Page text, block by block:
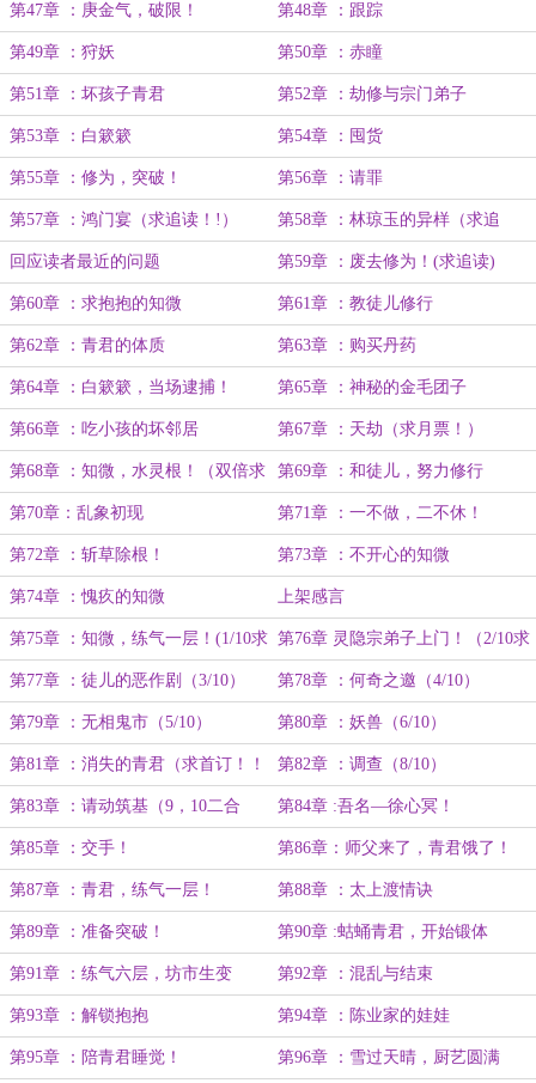
第47章 ：庚金气，破限！ 第48章 ：跟踪
第49章 ：狩妖 第50章 ：赤瞳
第51章 ：坏孩子青君 第52章 ：劫修与宗门弟子
第53章 ：白簌簌 第54章 ：囤货
第55章 ：修为，突破！ 第56章 ：请罪
第57章 ：鸿门宴（求追读！!） 第58章 ：林琼玉的异样（求追
读！！）
回应读者最近的问题 第59章 ：废去修为！(求追读)
第60章 ：求抱抱的知微 第61章 ：教徒儿修行
第62章 ：青君的体质 第63章 ：购买丹药
第64章 ：白簌簌，当场逮捕！ 第65章 ：神秘的金毛团子
第66章 ：吃小孩的坏邻居 第67章 ：天劫（求月票！）
第68章 ：知微，水灵根！（双倍求
月票！）
第69章 ：和徒儿，努力修行
第70章：乱象初现 第71章 ：一不做，二不休！
第72章 ：斩草除根！ 第73章 ：不开心的知微
第74章 ：愧疚的知微 上架感言
第75章 ：知微，练气一层！(1/10求
首订！)
第76章 灵隐宗弟子上门！（2/10求
首订！）
第77章 ：徒儿的恶作剧（3/10） 第78章 ：何奇之邀（4/10）
第79章 ：无相鬼市（5/10） 第80章 ：妖兽（6/10）
第81章 ：消失的青君（求首订！！
7/10）
第82章 ：调查（8/10）
第83章 ：请动筑基（9，10二合
一）
第84章 :吾名—徐心冥！
第85章 ：交手！ 第86章：师父来了，青君饿了！
（补了五百字！）
第87章 ：青君，练气一层！ 第88章 ：太上渡情诀
第89章 ：准备突破！ 第90章 :蛄蛹青君，开始锻体
第91章 ：练气六层，坊市生变 第92章 ：混乱与结束
第93章 ：解锁抱抱 第94章 ：陈业家的娃娃
第95章 ：陪青君睡觉！ 第96章 ：雪过天晴，厨艺圆满